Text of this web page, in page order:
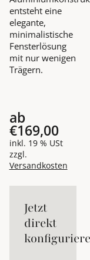
entsteht eine
elegante,
minimalistische
Fensterlösung
mit nur wenigen
Trägern.
ab
€169,00
inkl. 19 % USt
zzgl.
Versandkosten
Jetzt
direkt